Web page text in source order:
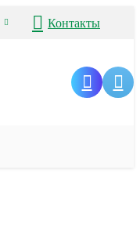
Контакты